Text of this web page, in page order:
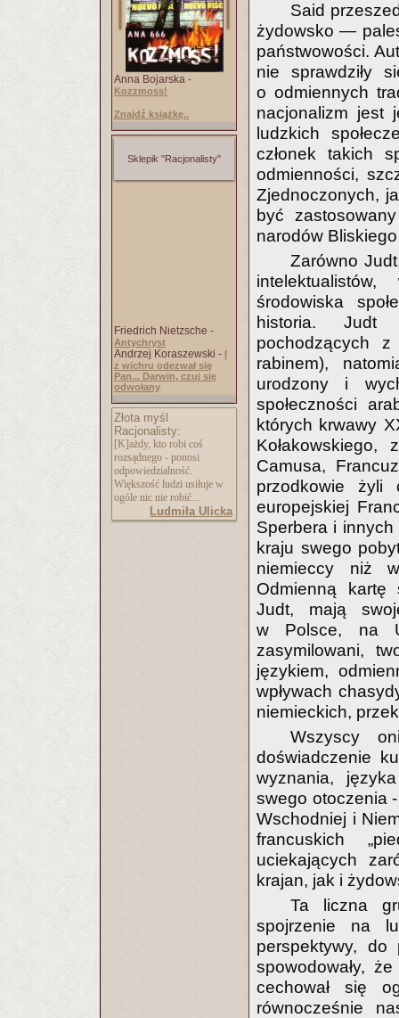
Anna Bojarska -
Kozzmoss!
Znajdź książkę..
Sklepik "Racjonalisty"
Friedrich Nietzsche -
Antychryst
Andrzej Koraszewski - I
z wichru odezwał się
Pan... Darwin, czuj się
odwołany
Złota myśl
Racjonalisty:
[K]ażdy, kto robi coś
rozsądnego - ponosi
odpowiedzialność.
Większość ludzi usiłuje w
ogóle nic nie robić...
Ludmiła Ulicka
Said
żydowsko —
państwowości.
nie sprawdziły
o odmiennych
nacjonalizm jest
ludzkich
członek takich
odmienności,
Zjednoczonych,
być
narodów
Zarówno
środowiska
historia. Judt
pochodzących
rabinem),
urodzony i
społeczności
których krwawy
Camusa,
przodkowie żyli
europejskiej
Sperbera i
kraju swego
niemieccy niż
Odmienną kartę
Judt, mają
w Polsce, na
zasymilowani,
językiem,
wpływach
niemieckich,
Wszyscy
doświadczenie
wyznania,
swego otoczenia
Wschodniej i
francuskich
uciekających
krajan, jak i
Ta liczna
spojrzenie na
perspektywy, do
spowodowały,
cechował się
równocześnie